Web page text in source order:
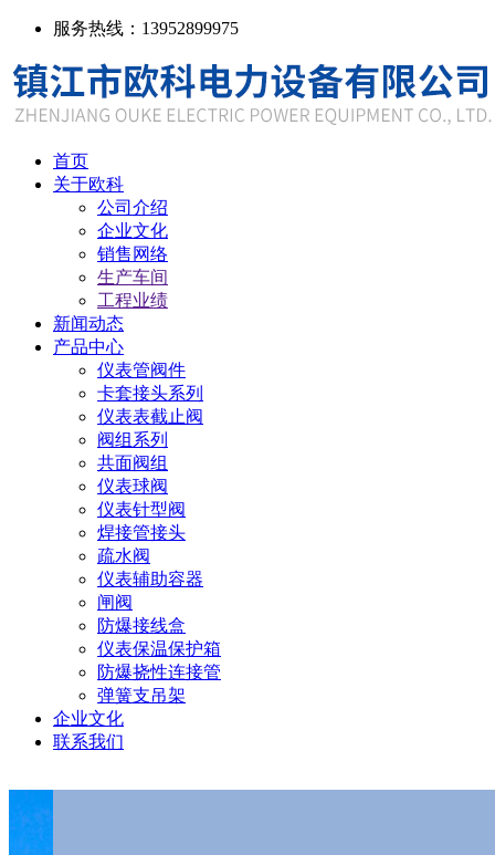
服务热线：13952899975
首页
关于欧科
公司介绍
企业文化
销售网络
生产车间
工程业绩
新闻动态
产品中心
仪表管阀件
卡套接头系列
仪表表截止阀
阀组系列
共面阀组
仪表球阀
仪表针型阀
焊接管接头
疏水阀
仪表辅助容器
闸阀
防爆接线盒
仪表保温保护箱
防爆挠性连接管
弹簧支吊架
企业文化
联系我们